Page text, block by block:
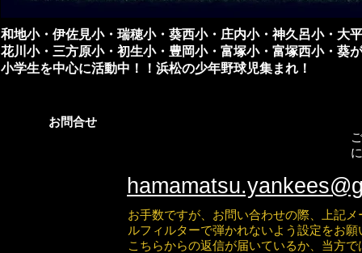
和地小・伊佐見小・瑞穂小・葵西小・庄内小・神久呂小・大
花川小・三方原小・初生小・豊岡小・富塚小・富塚西小・葵
小学生を中心に活動中！！浜松の少年野球児集まれ！
お問合せ
お手数ですが、お問い合わせの際、上記
ルフィルターで弾かれないよう設定をお
こちらからの返信が届いているか、当方